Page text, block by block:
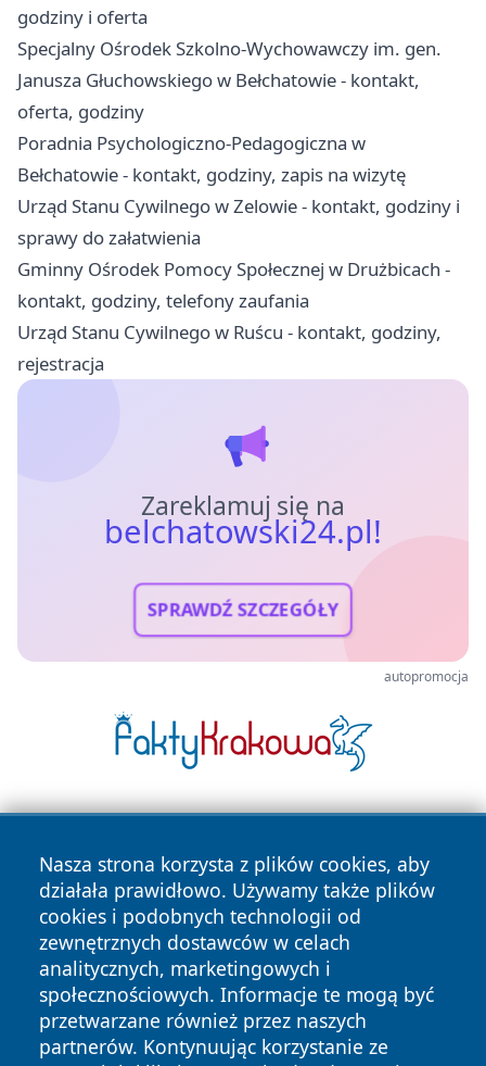
godziny i oferta
Specjalny Ośrodek Szkolno-Wychowawczy im. gen.
Janusza Głuchowskiego w Bełchatowie - kontakt,
oferta, godziny
Poradnia Psychologiczno-Pedagogiczna w
Bełchatowie - kontakt, godziny, zapis na wizytę
Urząd Stanu Cywilnego w Zelowie - kontakt, godziny i
sprawy do załatwienia
Gminny Ośrodek Pomocy Społecznej w Drużbicach -
kontakt, godziny, telefony zaufania
Urząd Stanu Cywilnego w Ruścu - kontakt, godziny,
rejestracja
Zareklamuj się na
belchatowski24.pl!
SPRAWDŹ SZCZEGÓŁY
autopromocja
Nasza strona korzysta z plików cookies, aby
działała prawidłowo. Używamy także plików
cookies i podobnych technologii od
zewnętrznych dostawców w celach
analitycznych, marketingowych i
społecznościowych. Informacje te mogą być
przetwarzane również przez naszych
partnerów. Kontynuując korzystanie ze
Copyright © 2026 belchatowski24.pl Wszystkie prawa
zastrzeżone.
News Autorzy
Polityka
Polityka